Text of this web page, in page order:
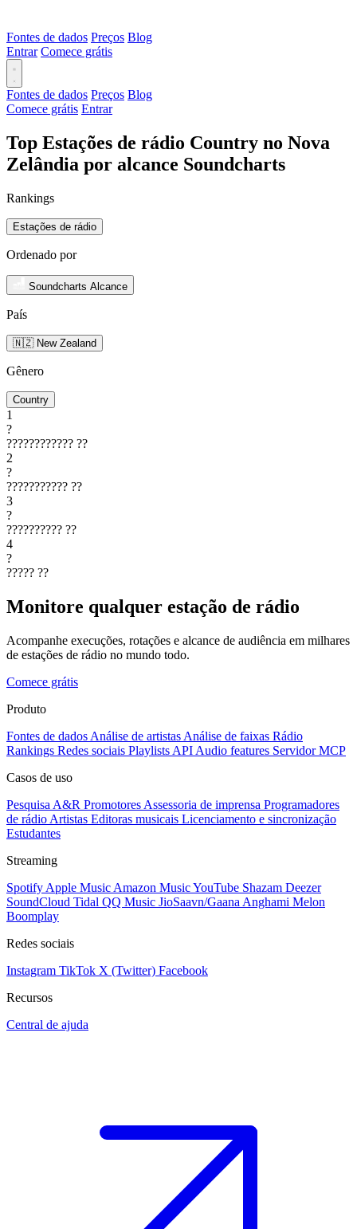
Fontes de dados Preços Blog
Entrar Comece grátis
Fontes de dados Preços Blog
Comece grátis Entrar
Top Estações de rádio Country no Nova
Zelândia por alcance Soundcharts
Rankings
Estações de rádio
Ordenado por
Soundcharts Alcance
País
🇳🇿 New Zealand
Gênero
Country
1
?
???????????? ??
2
?
??????????? ??
3
?
?????????? ??
4
?
????? ??
Monitore qualquer estação de rádio
Acompanhe execuções, rotações e alcance de audiência em milhares
de estações de rádio no mundo todo.
Comece grátis
Produto
Fontes de dados Análise de artistas Análise de faixas Rádio
Rankings Redes sociais Playlists API Audio features Servidor MCP
Casos de uso
Pesquisa A&R Promotores Assessoria de imprensa Programadores
de rádio Artistas Editoras musicais Licenciamento e sincronização
Estudantes
Streaming
Spotify Apple Music Amazon MusicYouTube Shazam Deezer
SoundCloud Tidal QQ Music JioSaavn/Gaana Anghami Melon
Boomplay
Redes sociais
Instagram TikTok X (Twitter) Facebook
Recursos
Central de ajuda